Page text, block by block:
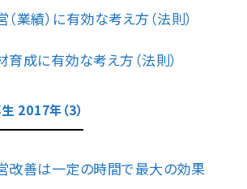
業績）に有効な考え方（法則）
成に有効な考え方（法則）
2017年（3）
善は一定の時間で最大の効果